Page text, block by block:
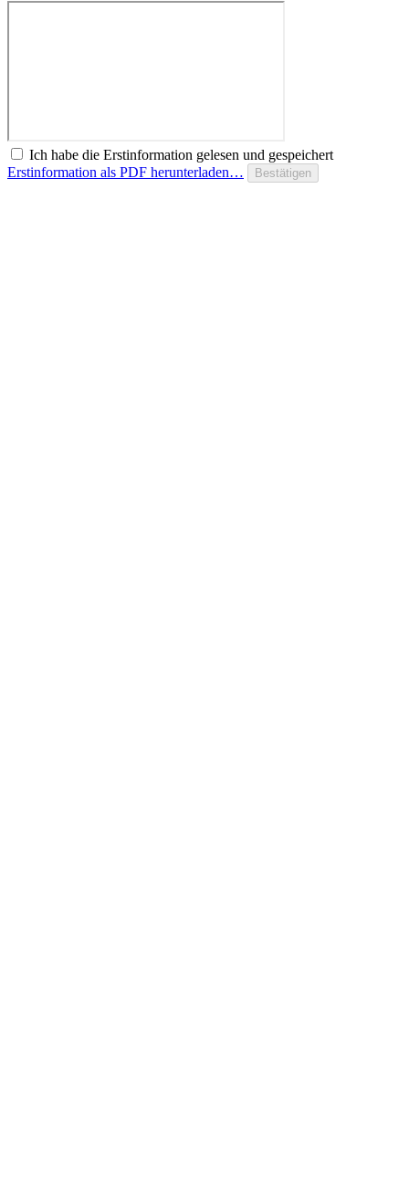
Ich habe die Erstinformation gelesen und gespeichert
Erstinformation als PDF herunterladen…
Bestätigen